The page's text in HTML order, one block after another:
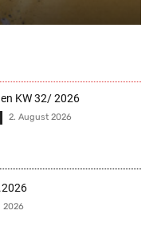
KW 32/ 2026
2. August 2026
2026